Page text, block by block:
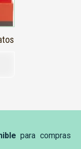
para compras